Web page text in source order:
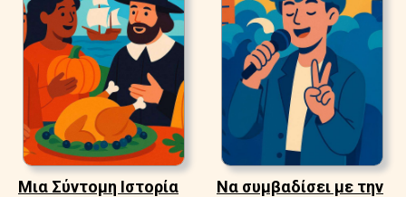
Μια Σύντομη Ιστορία
Να συμβαδίσει με την